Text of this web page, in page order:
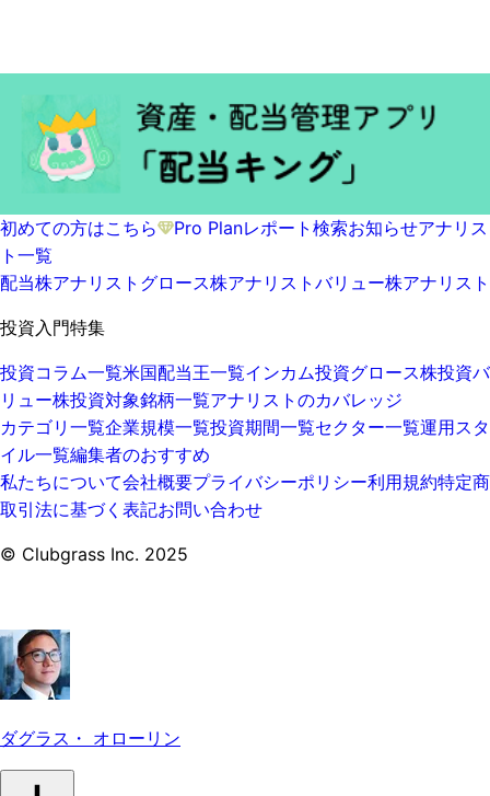
初めての方はこちら Pro Planレポート検索お知らせアナリス
ト一覧
配当株アナリスト グロース株アナリスト バリュー株アナリスト
投資入門特集
投資コラム一覧米国配当王一覧インカム投資グロース株投資バ
リュー株投資対象銘柄一覧アナリストのカバレッジ
カテゴリ一覧企業規模一覧投資期間一覧セクター一覧運用スタ
イル一覧編集者のおすすめ
私たちについて会社概要プライバシーポリシー利用規約特定商
取引法に基づく表記お問い合わせ
© Clubgrass Inc. 2025
ダグラス・ オローリン